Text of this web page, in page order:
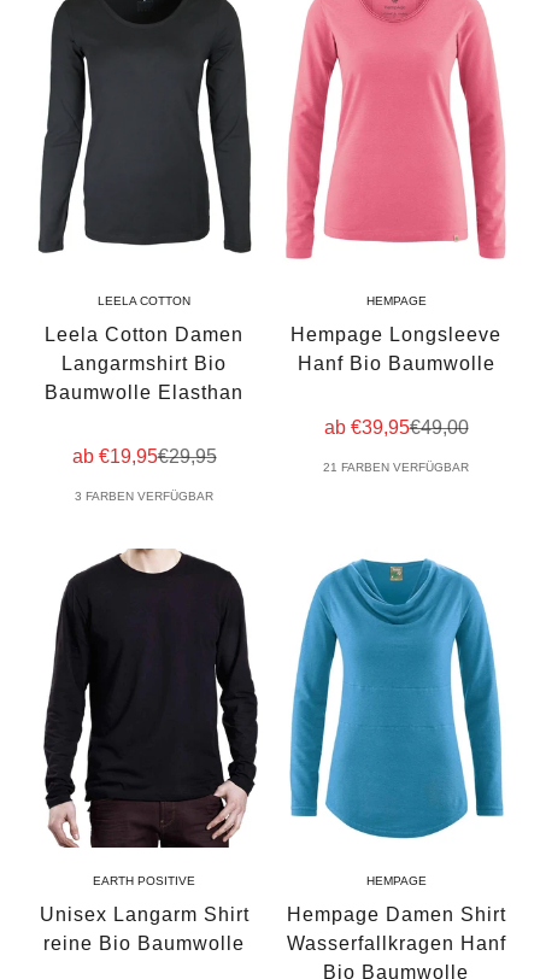
LEELA COTTON
Leela Cotton Damen
Langarmshirt Bio
Baumwolle Elasthan
Angebot
ab €19,95Regulärer Preis
€29,95
3 FARBEN VERFÜGBAR
HEMPAGE
Hempage Longsleeve
Hanf Bio Baumwolle
Angebot
ab €39,95Regulärer
€49,00
21 FARBEN VERFÜGBAR
EARTH POSITIVE
Unisex Langarm Shirt
reine Bio Baumwolle
HEMPAGE
Hempage Damen Shirt
Wasserfallkragen Hanf
Bio Baumwolle